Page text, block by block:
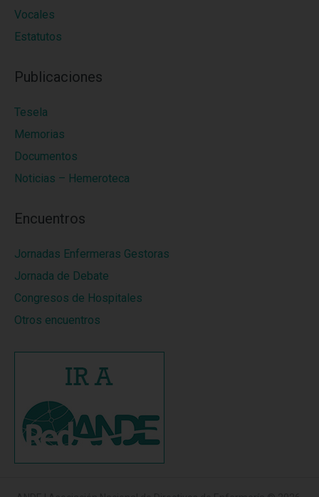
Vocales
Estatutos
Publicaciones
Tesela
Memorias
Documentos
Noticias – Hemeroteca
Encuentros
Jornadas Enfermeras Gestoras
Jornada de Debate
Congresos de Hospitales
Otros encuentros